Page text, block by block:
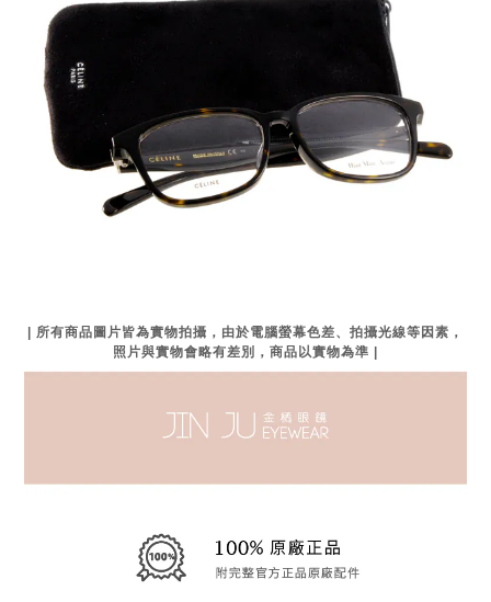
| 所有商品圖片皆為實物拍攝，由於電腦螢幕色差、拍攝光線等因素，
照片與實物會略有差別，商品以實物為準 |